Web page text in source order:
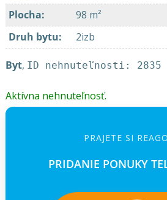
Plocha:
98 m²
Druh bytu: 2izb
Byt, ID nehnuteľnosti: 2835
Aktívna nehnuteľnosť.
PRAJETE SI
PRIDANIE PONUKY